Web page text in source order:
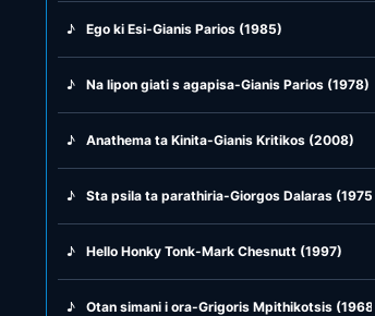
♪ Ego ki Esi-Gianis Parios (1985)
♪ Na lipon giati s agapisa-Gianis Parios (1978)
♪ Anathema ta Kinita-Gianis Kritikos (2008)
♪ Sta psila ta parathiria-Giorgos Dalaras (1975)
♪ Hello Honky Tonk-Mark Chesnutt (1997)
♪ Otan simani i ora-Grigoris Mpithikotsis (1968)